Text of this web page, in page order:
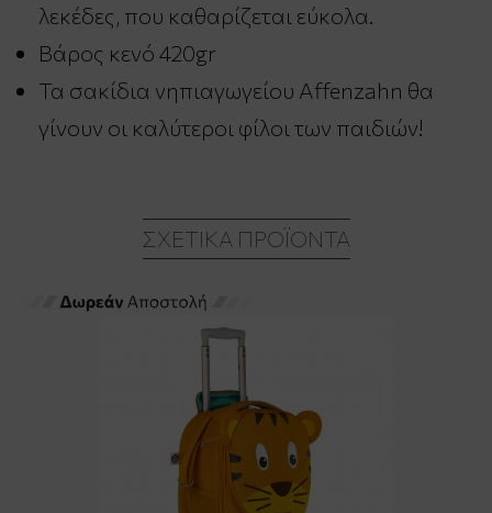
λεκέδες, που καθαρίζεται εύκολα.
Βάρος κενό 420gr
Τα σακίδια νηπιαγωγείου Affenzahn θα
γίνουν οι καλύτεροι φίλοι των παιδιών!
ΣΧΕΤΙΚΆ ΠΡΟΪΌΝΤΑ